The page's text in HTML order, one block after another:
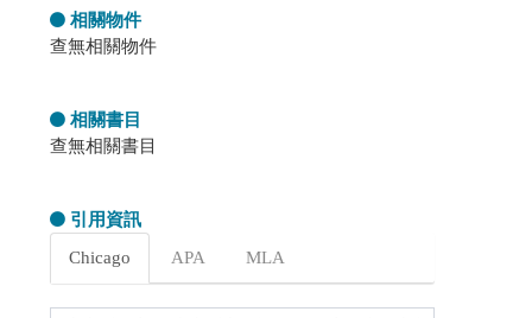
相關物件
查無相關物件
相關書目
查無相關書目
引用資訊
Chicago
APA MLA